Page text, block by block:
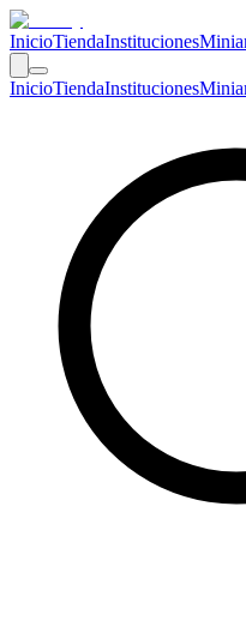
InicioTiendaInstituciones
InicioTiendaInstituciones